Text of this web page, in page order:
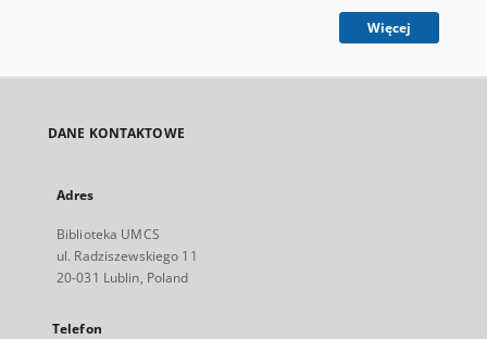
Więcej
DANE KONTAKTOWE
Adres
Biblioteka UMCS
ul. Radziszewskiego 11
20-031 Lublin, Poland
Telefon